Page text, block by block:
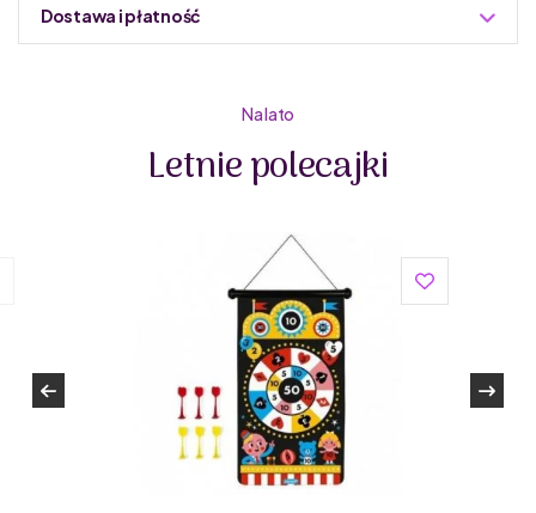
Dostawa i płatność
Na lato
Letnie polecajki